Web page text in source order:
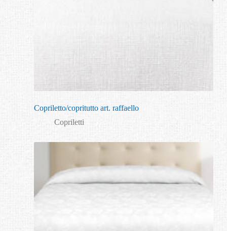
Copriletto/copritutto art. raffaello
Copriletti